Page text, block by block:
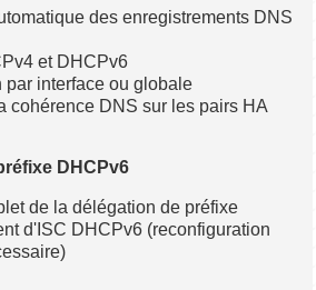
des enregistrements DNS
et DHCPv6
par interface ou globale
cohérence DNS sur les pairs HA
DHCPv6
de la délégation de préfixe
d'ISC DHCPv6 (reconfiguration